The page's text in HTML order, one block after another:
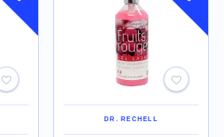
DR. RECHELL